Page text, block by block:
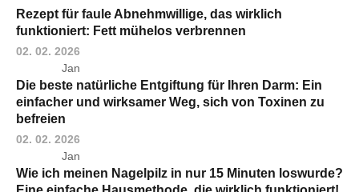
Rezept für faule Abnehmwillige, das wirklich
funktioniert: Fett mühelos verbrennen
02. 02. 2026
Jan
Die beste natürliche Entgiftung für Ihren Darm: Ein
einfacher und wirksamer Weg, sich von Toxinen zu
befreien
02. 02. 2026
Jan
Wie ich meinen Nagelpilz in nur 15 Minuten loswurde?